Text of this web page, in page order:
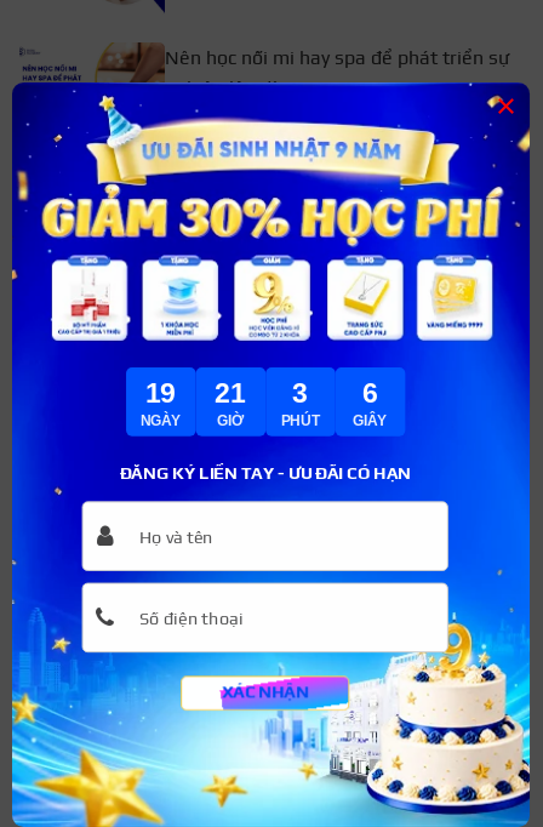
Nên học nối mi hay spa để phát triển sự
nghiệp lâu dài?
Hồ sơ xin việc spa bao gồm những gì? Bộ
hồ sơ chuẩn nhất 2026
Có nên vừa học vừa làm spa không? Ưu
điểm và nhược điểm cần biết
🎓 HỆ THỐNG ĐÀO TẠO THẨM MỸ QUỐC TẾ SEOUL ACADEMY
🏆 Thương Hiệu Xuất Sắc Châu Á
🤝 Thành viên Quốc tế CIDESCO – Chuẩn mực làm đẹp toàn cầu
🤝 Đối tác chiến lược toàn diện cùng Trường Quốc Tế Mekong –
Trung Cấp Quang Trung
💼 Cam kết đầu ra 360°: Việc làm tại DN Group & đối tác toàn quốc
– Hỗ trợ mở tiệm – Đào tạo tự kéo khách
ĐĂNG KÝ LIỀN TAY - ƯU ĐÃI CÓ HẠN
19
NGÀY
21
GIỜ
3
PHÚT
5
GIÂY
×
XÁC NHẬN